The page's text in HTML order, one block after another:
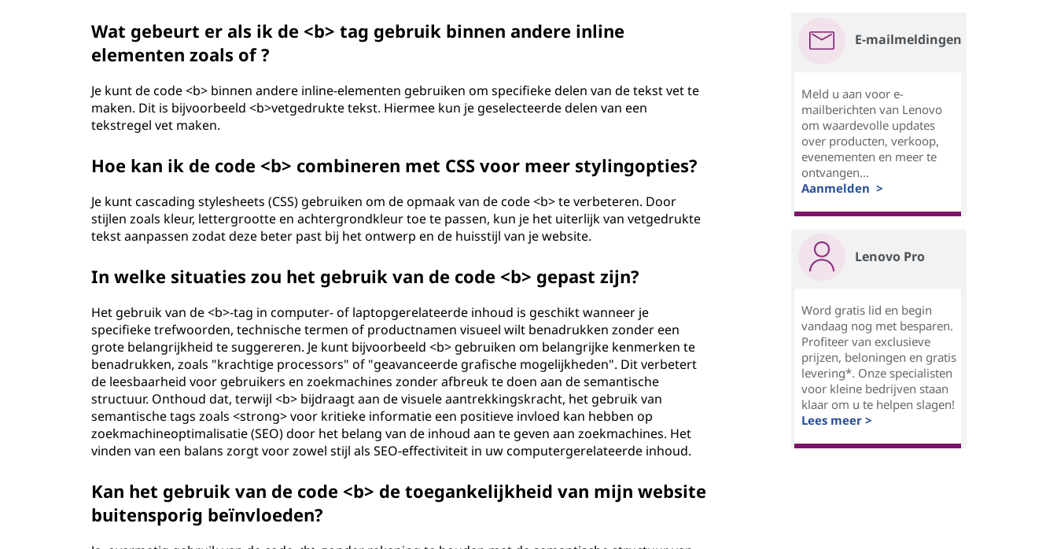
Wat gebeurt er als ik de <b> tag gebruik binnen andere inline
elementen zoals of ?
Je kunt de code <b> binnen andere inline-elementen gebruiken om specifieke delen van de tekst vet te
maken. Dit is bijvoorbeeld <b>vetgedrukte tekst. Hiermee kun je geselecteerde delen van een
tekstregel vet maken.
Hoe kan ik de code <b> combineren met CSS voor meer stylingopties?
Je kunt cascading stylesheets (CSS) gebruiken om de opmaak van de code <b> te verbeteren. Door
stijlen zoals kleur, lettergrootte en achtergrondkleur toe te passen, kun je het uiterlijk van vetgedrukte
tekst aanpassen zodat deze beter past bij het ontwerp en de huisstijl van je website.
In welke situaties zou het gebruik van de code <b> gepast zijn?
Het gebruik van de <b>-tag in computer- of laptopgerelateerde inhoud is geschikt wanneer je
specifieke trefwoorden, technische termen of productnamen visueel wilt benadrukken zonder een
grote belangrijkheid te suggereren. Je kunt bijvoorbeeld <b> gebruiken om belangrijke kenmerken te
benadrukken, zoals "krachtige processors" of "geavanceerde grafische mogelijkheden". Dit verbetert
de leesbaarheid voor gebruikers en zoekmachines zonder afbreuk te doen aan de semantische
structuur. Onthoud dat, terwijl <b> bijdraagt aan de visuele aantrekkingskracht, het gebruik van
semantische tags zoals <strong> voor kritieke informatie een positieve invloed kan hebben op
zoekmachineoptimalisatie (SEO) door het belang van de inhoud aan te geven aan zoekmachines. Het
vinden van een balans zorgt voor zowel stijl als SEO-effectiviteit in uw computergerelateerde inhoud.
Kan het gebruik van de code <b> de toegankelijkheid van mijn website
buitensporig beïnvloeden?
E-mailmeldingen
Meld u aan voor e-
mailberichten van Lenovo
om waardevolle updates
over producten, verkoop,
evenementen en meer te
ontvangen...
Aanmelden >
Lenovo Pro
Word gratis lid en begin
vandaag nog met besparen.
Profiteer van exclusieve
prijzen, beloningen en gratis
levering*. Onze specialisten
voor kleine bedrijven staan
klaar om u te helpen slagen!
Lees meer >